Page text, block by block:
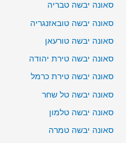
סאונה יבשה טבריה
סאונה יבשה טובאזנגריה
סאונה יבשה טורעאן
סאונה יבשה טירת יהודה
סאונה יבשה טירת כרמל
סאונה יבשה טל שחר
סאונה יבשה טלמון
סאונה יבשה טמרה